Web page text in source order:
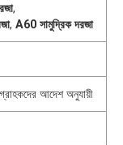
,
,A60 সামুদ্রিক দরজা
আদেশ অনুযায়ী